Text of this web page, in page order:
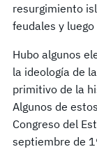
resurgimiento
feudales y
Hubo algunos
la ideología de
primitivo de la
Algunos de
Congreso del
septiembre de